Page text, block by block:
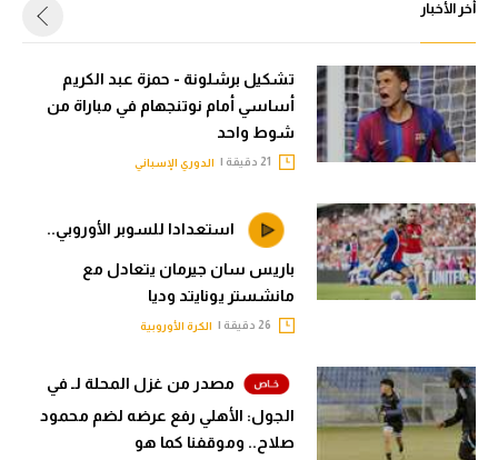
أخر الأخبار
تشكيل برشلونة - حمزة عبد الكريم
أساسي أمام نوتنجهام في مباراة من
شوط واحد
الدوري الإسباني
استعدادا للسوبر الأوروبي..
باريس سان جيرمان يتعادل مع
مانشستر يونايتد وديا
الكرة الأوروبية
مصدر من غزل المحلة لـ في
الجول: الأهلي رفع عرضه لضم محمود
صلاح.. وموقفنا كما هو